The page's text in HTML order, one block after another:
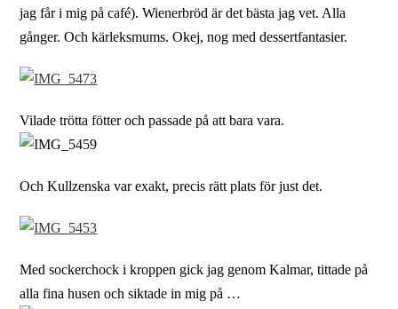
jag får i mig på café). Wienerbröd är det bästa jag vet. Alla
gånger. Och kärleksmums. Okej, nog med dessertfantasier.
Vilade trötta fötter och passade på att bara vara.
Och Kullzenska var exakt, precis rätt plats för just det.
Med sockerchock i kroppen gick jag genom Kalmar, tittade på
alla fina husen och siktade in mig på …